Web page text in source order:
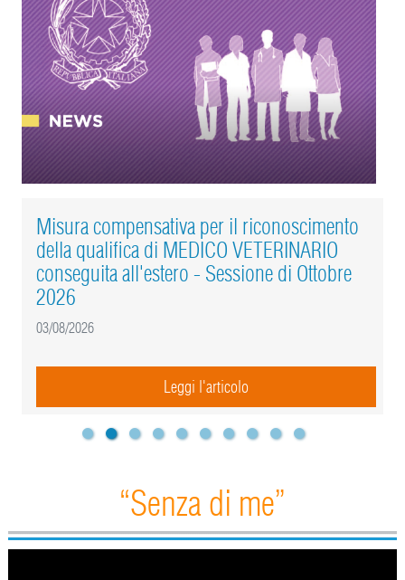
Misura compensativa per il riconoscimento
della qualifica di MEDICO VETERINARIO
conseguita all'estero - Sessione di Ottobre
2026
03/08/2026
Leggi l'articolo
“Senza di me”